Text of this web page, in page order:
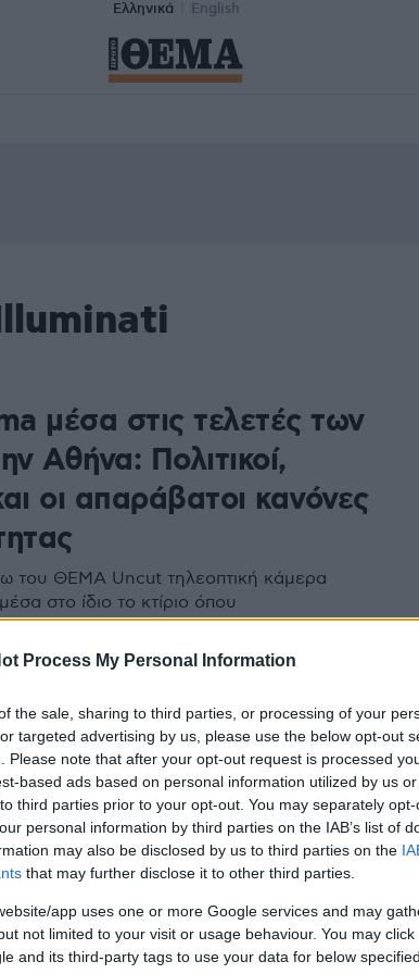
Process My Personal Information
the sale, sharing to third parties, or processing of your
targeted advertising by us, please use the below opt-out
Please note that after your opt-out request is processed
based ads based on personal information utilized by us
third parties prior to your opt-out. You may separately
personal information by third parties on the IAB’s list of
may also be disclosed by us to third parties on the
that may further disclose it to other third parties.
app uses one or more Google services and may
not limited to your visit or usage behaviour. You may
and its third-party tags to use your data for below
Ελληνικά English
μέσα στις τελετές των
Αθήνα: Πολιτικοί,
οι απαράβατοι κανόνες
του ΘΕΜΑ Uncut τηλεοπτική κάμερα
στο ίδιο το κτίριο όπου
τελετές της αδελφότητας
«Illuminati» για την
και διακίνησης
- Δείτε βίντεο
ευρώ - Συνελήφθησαν πέντε μέλη της
άλλα δύο - Πώς δρούσαν